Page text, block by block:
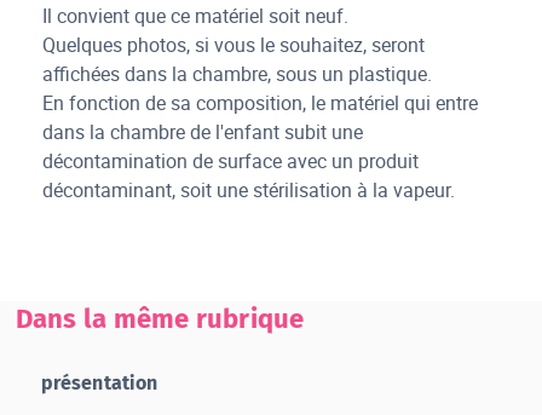
Il convient que ce matériel soit neuf.
Quelques photos, si vous le souhaitez, seront
affichées dans la chambre, sous un plastique.
En fonction de sa composition, le matériel qui entre
dans la chambre de l'enfant subit une
décontamination de surface avec un produit
décontaminant, soit une stérilisation à la vapeur.
Dans la même rubrique
présentation